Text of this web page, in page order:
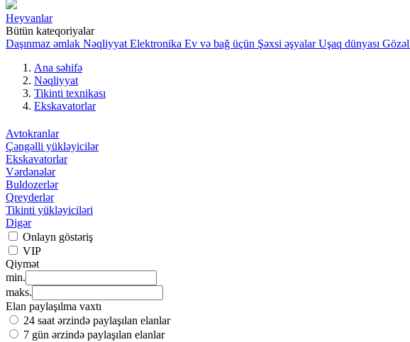
Heyvanlar
Bütün kateqoriyalar
Daşınmaz əmlak Nəqliyyat Elektronika Ev və bağ üçün Şəxsi əşyalar Uşaq dünyası
Ana səhifə
Nəqliyyat
Tikinti texnikası
Ekskavatorlar
Avtokranlar
Çəngəlli yükləyicilər
Ekskavatorlar
Vərdənələr
Buldozerlər
Qreyderlər
Tikinti yükləyiciləri
Digər
Onlayn göstəriş
VIP
Qiymət
min.
maks.
Elan paylaşılma vaxtı
24 saat ərzində paylaşılan elanlar
7 gün ərzində paylaşılan elanlar